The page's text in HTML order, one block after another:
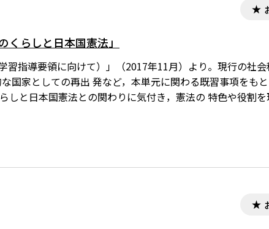
らしと日本国憲法」
習指導要領に向けて）」（2017年11月）より。現行の社会
国家としての再出 発など，本単元に関わる既習事項をも
しと日本国憲法との関わりに気付き，憲法の 特色や役割